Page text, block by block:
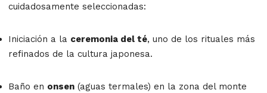
cuidadosamente seleccionadas:
Iniciación a la ceremonia del té, uno de los rituales más
refinados de la cultura japonesa.
Baño en onsen (aguas termales) en la zona del monte